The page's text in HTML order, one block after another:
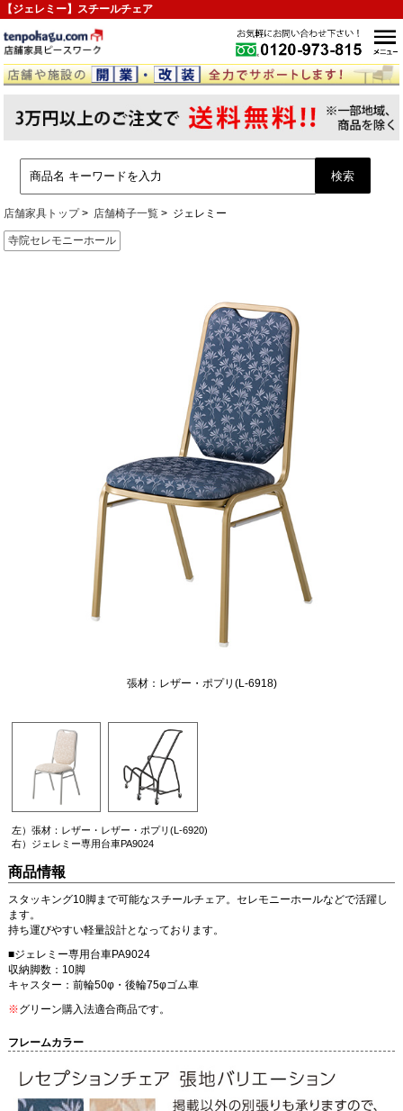
【ジェレミー】スチールチェア
店舗家具トップ 店舗椅子一覧 ジェレミー
寺院セレモニーホール
張材：レザー・ポプリ(L-6918)
左）張材：レザー・レザー・ポプリ(L-6920)
右）ジェレミー専用台車PA9024
商品情報
スタッキング10脚まで可能なスチールチェア。セレモニーホールなどで活躍し
ます。
持ち運びやすい軽量設計となっております。
■ジェレミー専用台車PA9024
収納脚数：10脚
キャスター：前輪50φ・後輪75φゴム車
※グリーン購入法適合商品です。
フレームカラー